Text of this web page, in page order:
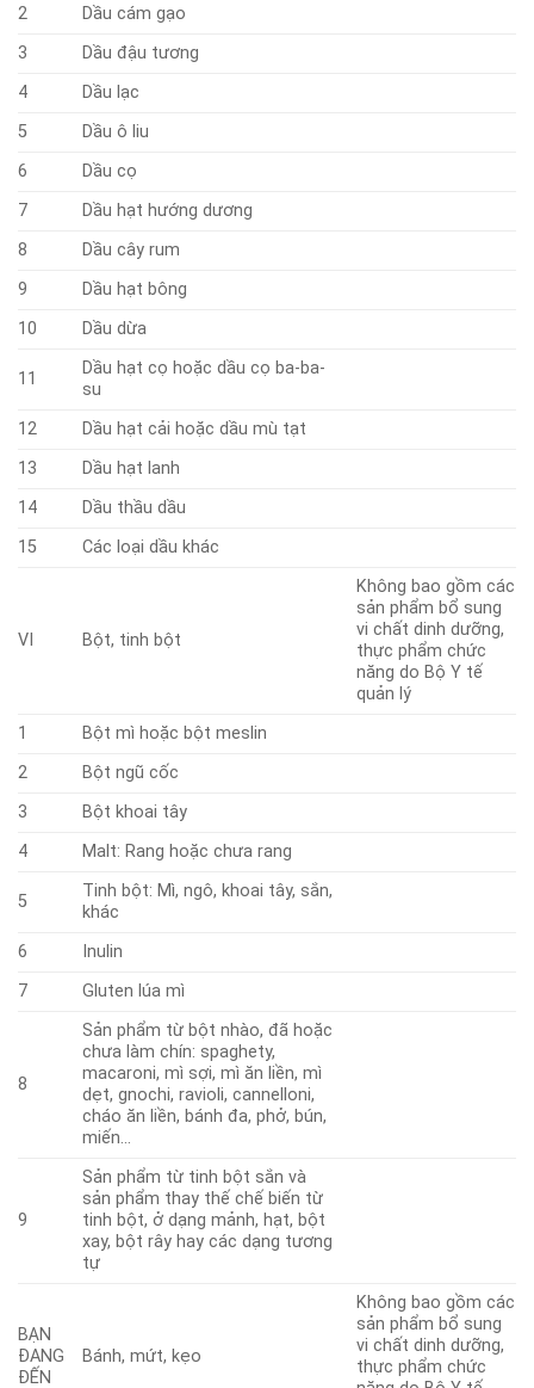
2
Dầu cám gạo
3
Dầu đậu tương
4
Dầu lạc
5
Dầu ô liu
6
Dầu cọ
7
Dầu hạt hướng dương
8
Dầu cây rum
9
Dầu hạt bông
10
Dầu dừa
11
Dầu hạt cọ hoặc dầu cọ ba-ba-
su
12
Dầu hạt cải hoặc dầu mù tạt
13
Dầu hạt lanh
14
Dầu thầu dầu
15
Các loại dầu khác
VI Bột, tinh bột
Không bao gồm các
sản phẩm bổ sung
vi chất dinh dưỡng,
thực phẩm chức
năng do Bộ Y tế
quản lý
1
Bột mì hoặc bột meslin
2
Bột ngũ cốc
3
Bột khoai tây
4
Malt: Rang hoặc chưa rang
5
Tinh bột: Mì, ngô, khoai tây, sắn,
khác
6
Inulin
7
Gluten lúa mì
8
Sản phẩm từ bột nhào, đã hoặc
chưa làm chín: spaghety,
macaroni, mì sợi, mì ăn liền, mì
dẹt, gnochi, ravioli, cannelloni,
cháo ăn liền, bánh đa, phở, bún,
miến…
9
Sản phẩm từ tinh bột sắn và
sản phẩm thay thế chế biến từ
tinh bột, ở dạng mảnh, hạt, bột
xay, bột rây hay các dạng tương
tự
BẠN
ĐANG
ĐẾN
Bánh, mứt, kẹo
Không bao gồm các
sản phẩm bổ sung
vi chất dinh dưỡng,
thực phẩm chức